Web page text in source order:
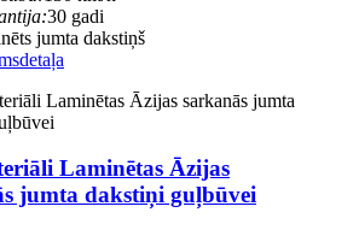
30 gadi
jumta dakstiņš
detaļa
Laminētas Āzijas
jumta dakstiņi guļbūvei